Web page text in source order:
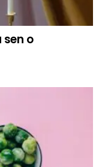
o